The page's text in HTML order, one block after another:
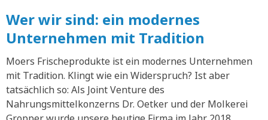
Wer wir sind: ein modernes
Unternehmen mit Tradition
Moers Frischeprodukte ist ein modernes Unternehmen
mit Tradition. Klingt wie ein Widerspruch? Ist aber
tatsächlich so: Als Joint Venture des
Nahrungsmittelkonzerns Dr. Oetker und der Molkerei